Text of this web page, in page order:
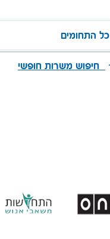
כל התחומים
חיפוש משרות חופשי